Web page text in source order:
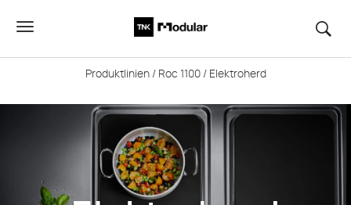
Produktlinien/ Roc 1100/ Elektroherd